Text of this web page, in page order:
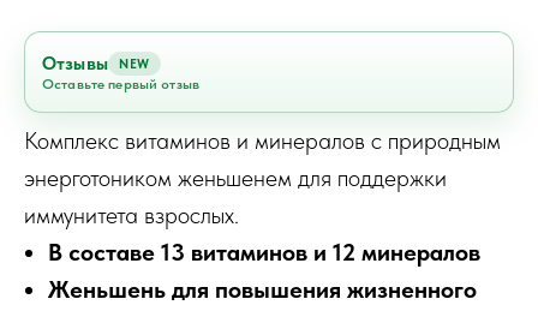
Отзывы NEW
Оставьте первый отзыв
Комплекс витаминов и минералов с природным
энерготоником женьшенем для поддержки
иммунитета взрослых.
В составе 13 витаминов и 12 минералов
Женьшень для повышения жизненного